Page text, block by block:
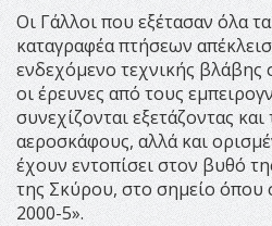
Οι Γάλλοι που εξέτασαν όλα
καταγραφέα πτήσεων
ενδεχόμενο τεχνικής βλάβης
οι έρευνες από τους
συνεχίζονται εξετάζοντας
αεροσκάφους, αλλά και
έχουν εντοπίσει στον βυθό
της Σκύρου, στο σημείο όπου
2000-5».